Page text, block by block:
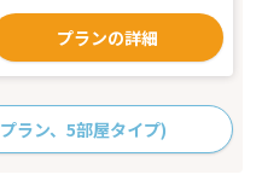
プランの詳細
ラン、5部屋タイプ)